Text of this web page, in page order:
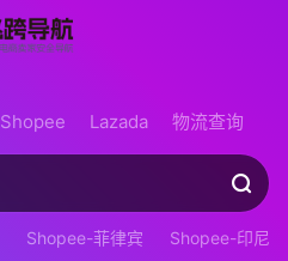
Shopee Lazada 物流查询
Shopee-菲律宾 Shopee-印尼